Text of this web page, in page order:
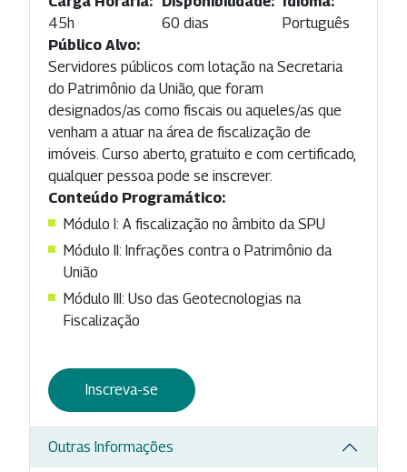
45h
60 dias
Português
Público Alvo:
Servidores públicos com lotação na Secretaria
do Patrimônio da União, que foram
designados/as como fiscais ou aqueles/as que
venham a atuar na área de fiscalização de
imóveis. Curso aberto, gratuito e com certificado,
qualquer pessoa pode se inscrever.
Conteúdo Programático:
Módulo I: A fiscalização no âmbito da SPU
Módulo II: Infrações contra o Patrimônio da
União
Módulo III: Uso das Geotecnologias na
Fiscalização
Inscreva-se
Outras Informações